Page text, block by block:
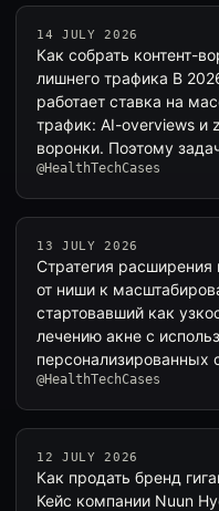
14 JULY 2026
Как собрать контент-
лишнего трафика В
работает ставка на
трафик: AI-overviews и
воронки. Поэтому
@HealthTechCases
13 JULY 2026
Стратегия расширения
от ниши к
стартовавший как
лечению акне с
персонализированных
@HealthTechCases
12 JULY 2026
Как продать бренд
Кейс компании Nuun